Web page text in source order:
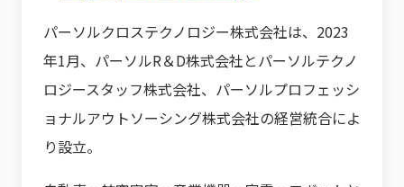
パーソルクロステクノロジー株式会社は、2023
年1月、パーソルR＆D株式会社とパーソルテクノ
ロジースタッフ株式会社、パーソルプロフェッシ
ョナルアウトソーシング株式会社の経営統合によ
り設立。